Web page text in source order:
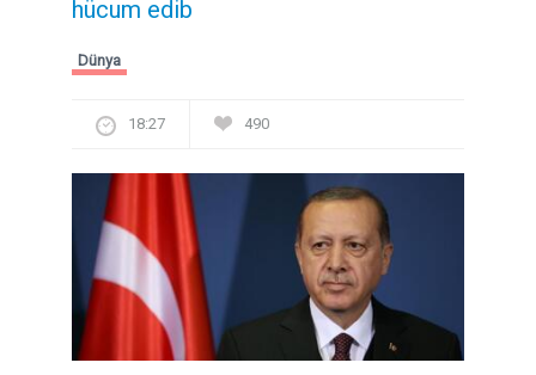
hücum edib
Dünya
18:27 490